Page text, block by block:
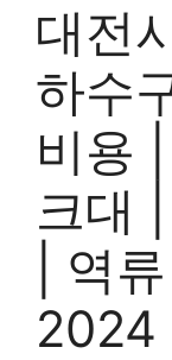
대전
하수
비용
크대
| 역
2024